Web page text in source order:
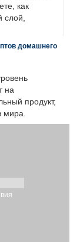
как
слой,
домашнего
на
продукт,
мира.